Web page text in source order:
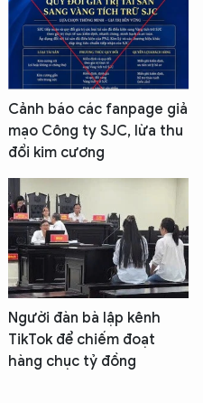
Cảnh báo các fanpage giả
mạo Công ty SJC, lừa thu
đổi kim cương
Người đàn bà lập kênh
TikTok để chiếm đoạt
hàng chục tỷ đồng